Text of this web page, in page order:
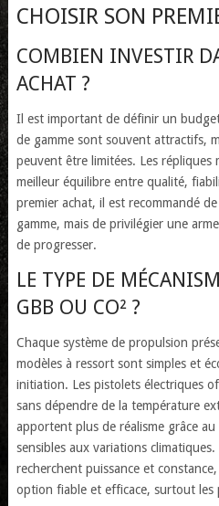
CHOISIR SON
COMBIEN INVESTIR
ACHAT ?
Il est important de définir un budget
de gamme sont souvent attractifs,
peuvent être limitées. Les
meilleur équilibre entre qualité,
premier achat, il est recommandé
gamme, mais de privilégier une
de progresser.
LE TYPE DE
GBB OU CO² ?
Chaque système de propulsion
modèles à ressort sont simples et
initiation. Les pistolets électriques
sans dépendre de la température
apportent plus de réalisme grâce
sensibles aux variations
recherchent puissance et constance,
option fiable et efficace, surtout les